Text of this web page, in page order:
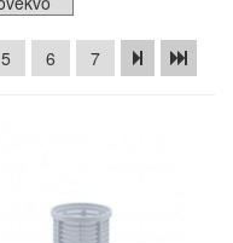
5 6 7